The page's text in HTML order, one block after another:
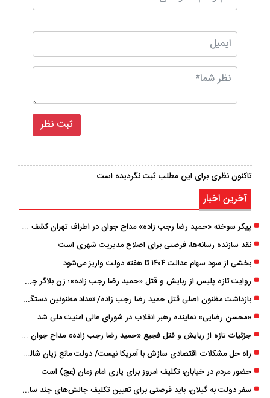
تاکنون نظری برای این مطلب ثبت نگردیده است
آخرین اخبار
پیکر سوخته «حمید رضا رجب ‌زاده» مداح جوان در اطراف تهران کشف شد
نقد سازنده رسانه‌ها، فرصتی برای اصلاح مدیریت شهری است
بخشی از سود سهام عدالت ۱۴۰۴ تا هفته دولت واریز می‌شود
روایت تازه پلیس از ربایش و قتل «حمید رضا رجب ‌زاده»؛ زن بلاگر چگونه مداح جوان را به دام انداخت؟
بازداشت مظنون اصلی قتل حمید رضا رجب‌ زاده/ تعداد مظنونین دستگیر شده به ۵ نفر رسید
«محسن رضایی» نماینده رهبر انقلاب در شورای عالی امنیت ملی شد
جزئیات تازه از ربایش و قتل فجیع «حمید رضا رجب زاده» مداح جوان تهرانی؛ ۴ متهم بازداشت شدند
راه حل مشکلات اقتصادی سازش با آمریکا نیست/ دولت مانع زیان شالیکاران شود
حضور مردم در خیابان، تکلیف امروز برای یاری امام زمان (عج) است
سفر دولت به گیلان، باید فرصتی برای تعیین تکلیف چالش‌های چند ساله استان باشد